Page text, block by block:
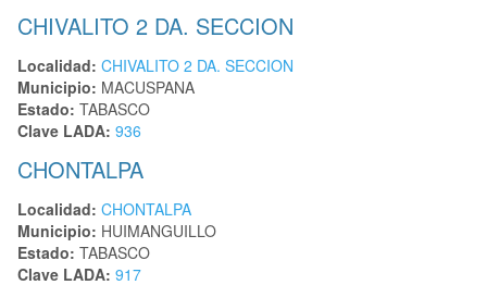
CHIVALITO 2 DA. SECCION
Localidad: CHIVALITO 2 DA. SECCION
Municipio: MACUSPANA
Estado: TABASCO
Clave LADA: 936
CHONTALPA
Localidad: CHONTALPA
Municipio: HUIMANGUILLO
Estado: TABASCO
Clave LADA: 917